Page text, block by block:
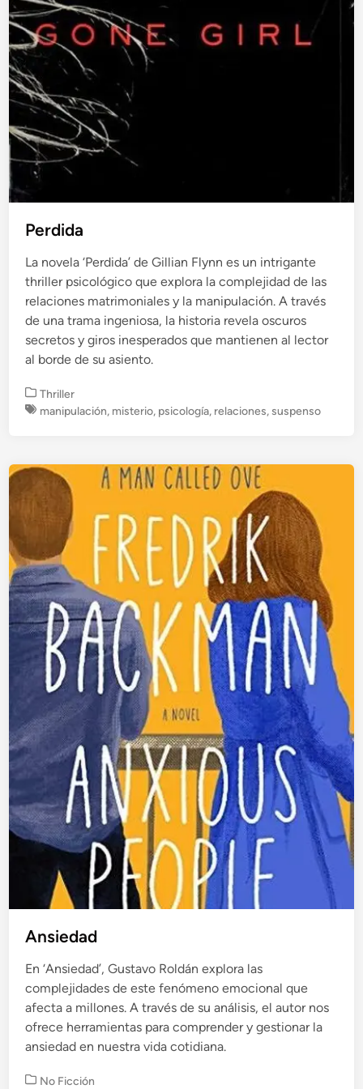
Perdida
La novela ‘Perdida’ de Gillian Flynn es un intrigante
thriller psicológico que explora la complejidad de las
relaciones matrimoniales y la manipulación. A través
de una trama ingeniosa, la historia revela oscuros
secretos y giros inesperados que mantienen al lector
al borde de su asiento.
P
u
i
n
Thriller
manipulación, misterio, psicología, relaciones,suspenso
Ansiedad
En ‘Ansiedad’, Gustavo Roldán explora las
complejidades de este fenómeno emocional que
afecta a millones. A través de su análisis, el autor nos
ofrece herramientas para comprender y gestionar la
ansiedad en nuestra vida cotidiana.
P
No Ficción